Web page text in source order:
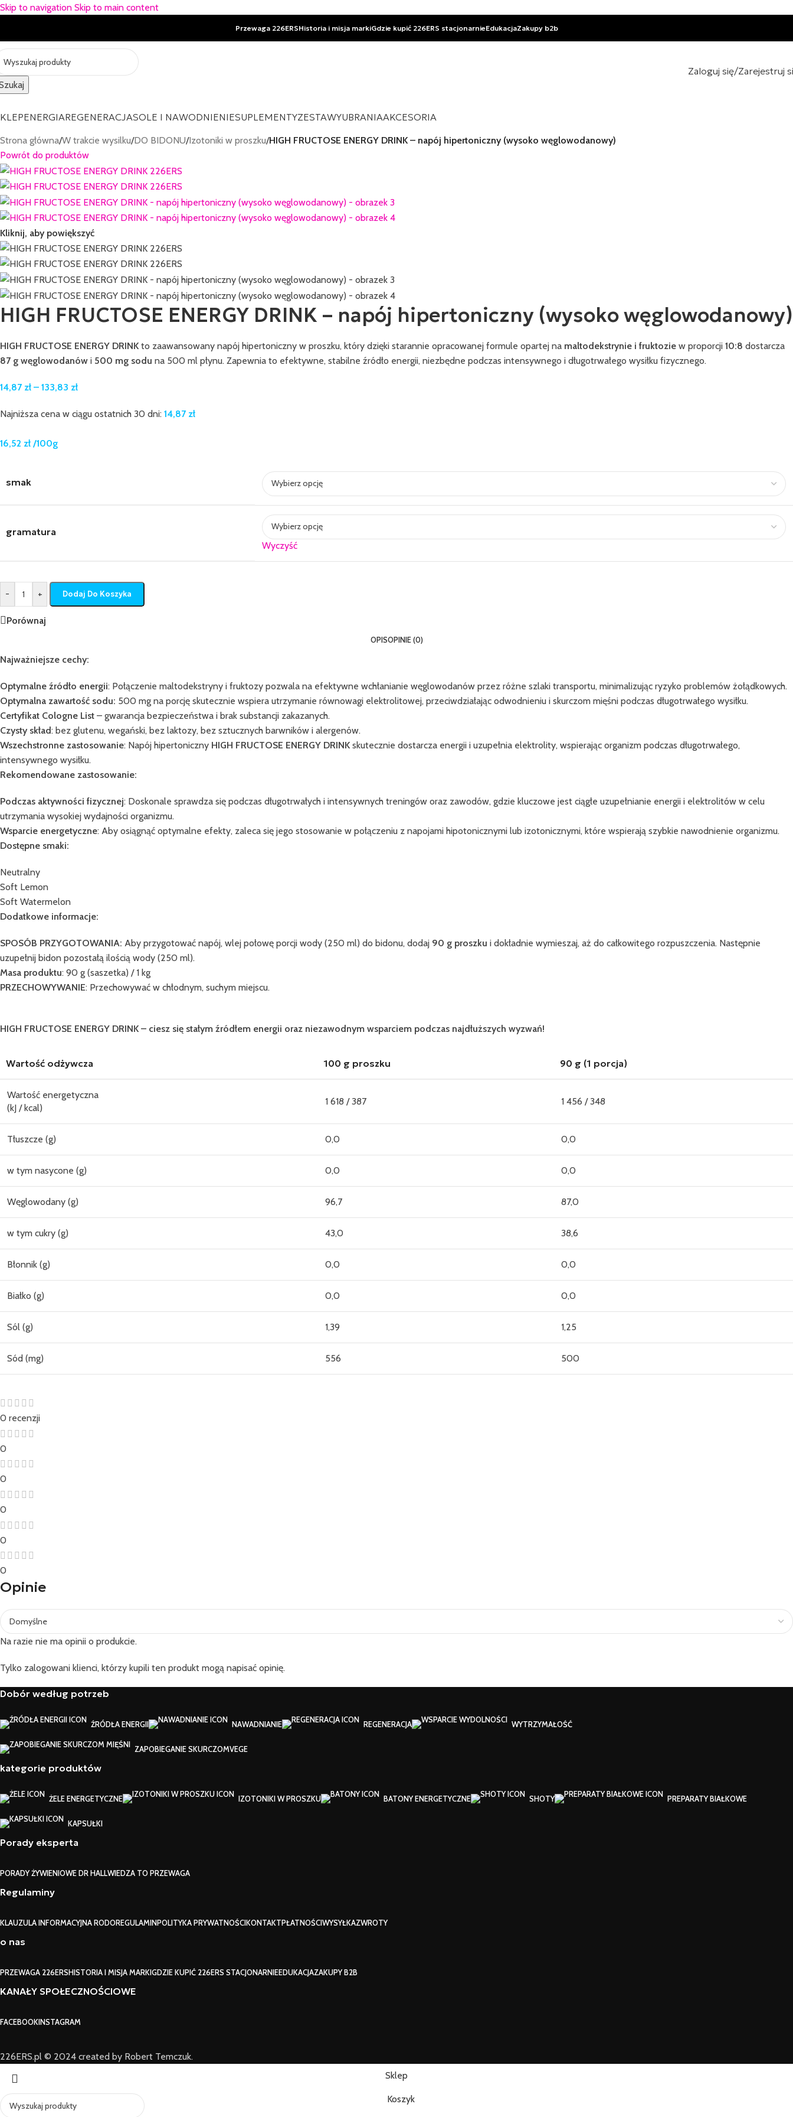
Skip to navigation Skip to main content
Przewaga 226ERSHistoria i misja markiGdzie kupić 226ERS stacjonarnieEdukacjaZakupy b2b
Zaloguj się/Zarejestruj
ENERGIAREGENERACJASOLE I NAWODNIENIESUPLEMENTYZESTAWYUBRANIAAKCESORIA
Strona główna/W trakcie wysilku/DO BIDONU/Izotoniki w proszku/HIGH FRUCTOSE ENERGY DRINK – napój hipertoniczny (wysoko węglowodanowy)
Powrót do produktów
Kliknij, aby powiększyć
HIGH FRUCTOSE ENERGY DRINK – napój hipertoniczny (wysoko węglowodanowy)
HIGH FRUCTOSE ENERGY DRINK to zaawansowany napój hipertoniczny w proszku, który dzięki starannie opracowanej formule opartej na maltodekstrynie i fruktozie w proporcji 10:8 dostarcza
87 g węglowodanów i 500 mg sodu na 500 ml płynu. Zapewnia to efektywne, stabilne źródło energii, niezbędne podczas intensywnego i długotrwałego wysiłku fizycznego.
14,87 zł – 133,83 zł
Najniższa cena w ciągu ostatnich 30 dni: 14,87 zł
16,52 zł /100g
smak
gramatura
Wyczyść
- + Dodaj Do Koszyka
Porównaj
OPISOPINIE (0)
Najważniejsze cechy:
Optymalne źródło energii: Połączenie maltodekstryny i fruktozy pozwala na efektywne wchłanianie węglowodanów przez różne szlaki transportu, minimalizując ryzyko problemów żołądkowych.
Optymalna zawartość sodu: 500 mg na porcję skutecznie wspiera utrzymanie równowagi elektrolitowej, przeciwdziałając odwodnieniu i skurczom mięśni podczas długotrwałego wysiłku.
Certyfikat Cologne List – gwarancja bezpieczeństwa i brak substancji zakazanych.
Czysty skład: bez glutenu, wegański, bez laktozy, bez sztucznych barwników i alergenów.
Wszechstronne zastosowanie: Napój hipertoniczny HIGH FRUCTOSE ENERGY DRINK skutecznie dostarcza energii i uzupełnia elektrolity, wspierając organizm podczas długotrwałego,
intensywnego wysiłku.
Rekomendowane zastosowanie:
Podczas aktywności fizycznej: Doskonale sprawdza się podczas długotrwałych i intensywnych treningów oraz zawodów, gdzie kluczowe jest ciągłe uzupełnianie energii i elektrolitów w celu
utrzymania wysokiej wydajności organizmu.
Wsparcie energetyczne: Aby osiągnąć optymalne efekty, zaleca się jego stosowanie w połączeniu z napojami hipotonicznymi lub izotonicznymi, które wspierają szybkie nawodnienie organizmu.
Dostępne smaki:
Neutralny
Soft Lemon
Soft Watermelon
Dodatkowe informacje:
SPOSÓB PRZYGOTOWANIA: Aby przygotować napój, wlej połowę porcji wody (250 ml) do bidonu, dodaj 90 g proszku i dokładnie wymieszaj, aż do całkowitego rozpuszczenia. Następnie
uzupełnij bidon pozostałą ilością wody (250 ml).
Masa produktu: 90 g (saszetka) / 1 kg
PRZECHOWYWANIE: Przechowywać w chłodnym, suchym miejscu.
HIGH FRUCTOSE ENERGY DRINK – ciesz się stałym źródłem energii oraz niezawodnym wsparciem podczas najdłuższych wyzwań!
Wartość odżywcza 100 g proszku 90 g (1 porcja)
Wartość energetyczna
(kJ / kcal)
1 618 / 387 1 456 / 348
Tłuszcze (g) 0,0 0,0
w tym nasycone (g) 0,0 0,0
Węglowodany (g) 96,7 87,0
w tym cukry (g) 43,0 38,6
Błonnik (g) 0,0 0,0
Białko (g) 0,0 0,0
Sól (g) 1,39 1,25
Sód (mg) 556 500
0 recenzji
0
0
0
0
0
Opinie
Na razie nie ma opinii o produkcie.
Tylko zalogowani klienci, którzy kupili ten produkt mogą napisać opinię.
Dobór według potrzeb
ŹRÓDŁA ENERGII NAWADNIANIE REGENERACJA WYTRZYMAŁOŚĆ
ZAPOBIEGANIE SKURCZOMVEGE
kategorie produktów
ŻELE ENERGETYCZNE IZOTONIKI W PROSZKU BATONY ENERGETYCZNE SHOTY PREPARATY BIAŁKOWE
KAPSUŁKI
Porady eksperta
PORADY ŻYWIENIOWE DR HALLWIEDZA TO PRZEWAGA
Regulaminy
KLAUZULA INFORMACYJNA RODOREGULAMINPOLITYKA PRYWATNOŚCIKONTAKTPŁATNOŚCIWYSYŁKAZWROTY
o nas
PRZEWAGA 226ERSHISTORIA I MISJA MARKIGDZIE KUPIĆ 226ERS STACJONARNIEEDUKACJAZAKUPY B2B
KANAŁY SPOŁECZNOŚCIOWE
FACEBOOKINSTAGRAM
226ERS.pl © 2024 created by Robert Temczuk.
Sklep
Koszyk